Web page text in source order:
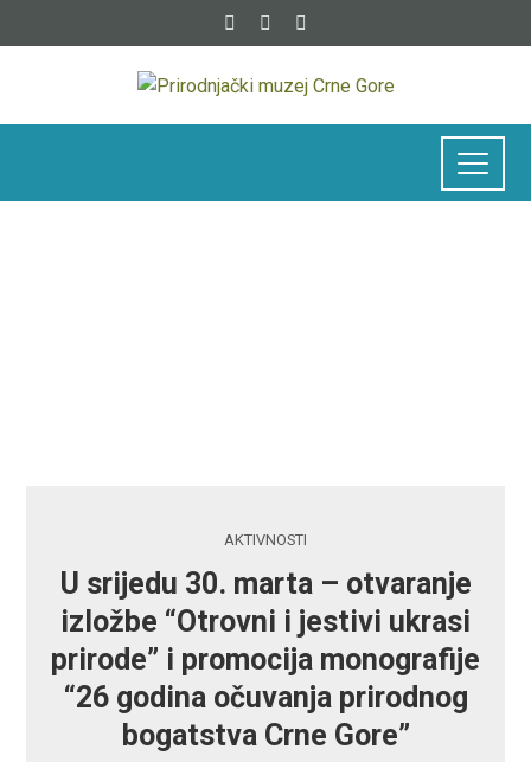
AKTIVNOSTI
U srijedu 30. marta – otvaranje
izložbe “Otrovni i jestivi ukrasi
prirode” i promocija monografije
“26 godina očuvanja prirodnog
bogatstva Crne Gore”